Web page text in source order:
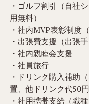
・ゴルフ割引（自社
用無料）
・社内MVP表彰制度
・出張費支援（出張手
・社内親睦会支援
・社員旅行
・ドリンク購入補助
置、他ドリンク代50円
・社用携帯支給（職